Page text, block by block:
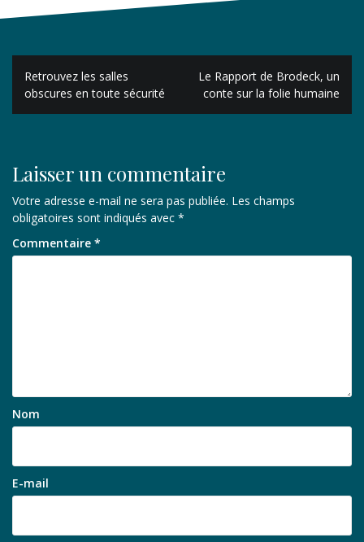
Navigation
de
l’article
Retrouvez les salles
obscures en toute sécurité
Le Rapport de Brodeck, un
conte sur la folie humaine
Laisser un commentaire
Votre adresse e-mail ne sera pas publiée. Les champs
obligatoires sont indiqués avec *
Commentaire *
Nom
E-mail